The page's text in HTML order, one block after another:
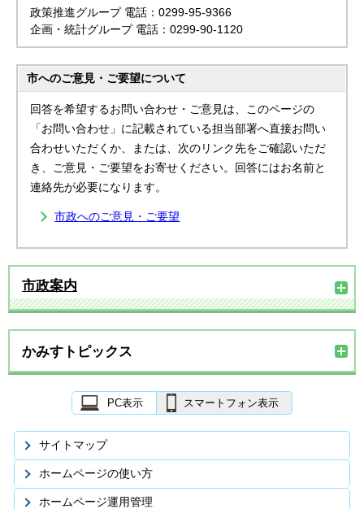
政策推進グループ 電話：0299-95-9366
企画・統計グループ 電話：0299-90-1120
市へのご意見・ご要望について
回答を希望するお問い合わせ・ご意見は、このページの
「お問い合わせ」に記載されている担当部署へ直接お問い
合わせいただくか、または、次のリンク先をご確認いただ
き、ご意見・ご要望をお寄せください。回答にはお名前と
連絡先が必要になります。
市政へのご意見・ご要望
市政案内
かみすトピックス
PC表示 スマートフォン表示
サイトマップ
ホームページの使い方
ホームページ運用管理